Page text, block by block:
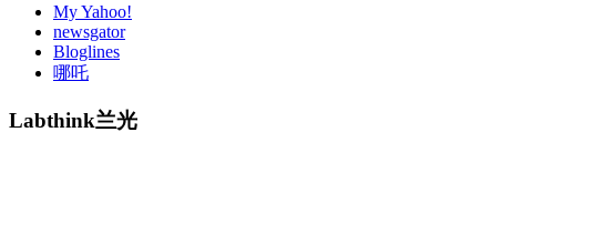
My Yahoo!
newsgator
Bloglines
哪吒
Labthink兰光